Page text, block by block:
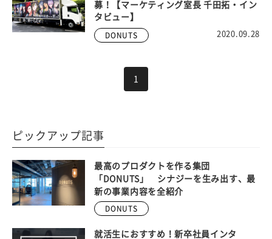
DONUTS 2020.09.28
募！【マーケティング室長 千田拓・イン
タビュー】
1
ピックアップ記事
最高のプロダクトを作る集団
「DONUTS」 シナジーを生み出す、最
新の事業内容を全紹介
DONUTS
就活生におすすめ！新卒社員インタ